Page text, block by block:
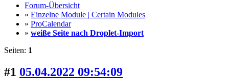
Forum-Übersicht
» Einzelne Module | Certain Modules
» ProCalendar
» weiße Seite nach Droplet-Import
Seiten: 1
#1 05.04.2022 09:54:09